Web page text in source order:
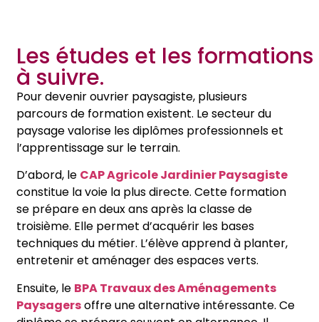
Les études et les formations
à suivre.
Pour devenir ouvrier paysagiste, plusieurs
parcours de formation existent. Le secteur du
paysage valorise les diplômes professionnels et
l’apprentissage sur le terrain.
D’abord, le CAP Agricole Jardinier Paysagiste
constitue la voie la plus directe. Cette formation
se prépare en deux ans après la classe de
troisième. Elle permet d’acquérir les bases
techniques du métier. L’élève apprend à planter,
entretenir et aménager des espaces verts.
Ensuite, le BPA Travaux des Aménagements
Paysagersoffre une alternative intéressante. Ce